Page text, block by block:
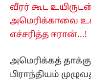
வீரர் கூட
அமெரிக்காவை
எச்சரித்த ஈரான்...!
அமெரிக்கத்
பிராந்தியம்